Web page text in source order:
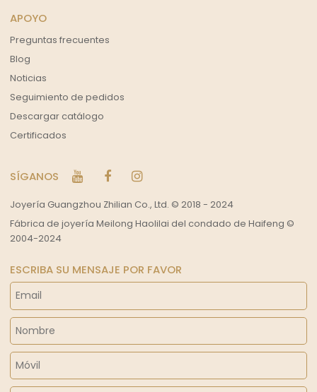
APOYO
Preguntas frecuentes
Blog
Noticias
Seguimiento de pedidos
Descargar catálogo
Certificados
SÍGANOS
Joyería Guangzhou Zhilian Co., Ltd. © 2018 - 2024
Fábrica de joyería Meilong Haolilai del condado de Haifeng ©
2004-2024
ESCRIBA SU MENSAJE POR FAVOR